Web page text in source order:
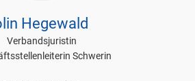
Hegewald
Verbandsjuristin
Schwerin